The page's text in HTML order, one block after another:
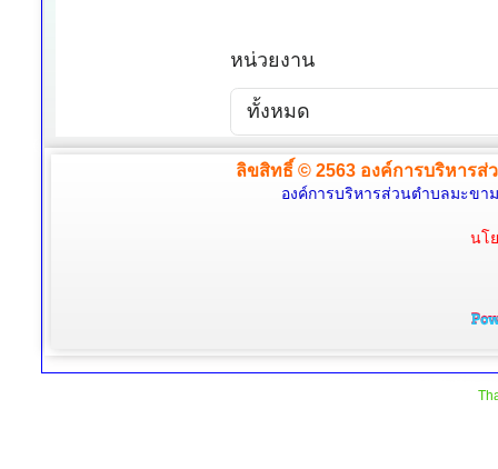
ลิขสิทธิ์ © 2563 องค์การบริหาร
องค์การบริหารส่วนตำบลมะขา
นโ